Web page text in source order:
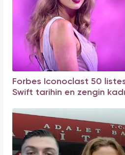
Forbes Iconoclast 50
Swift tarihin en zengin